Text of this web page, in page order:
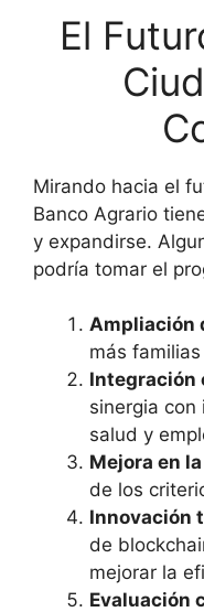
El
Mirando hacia el
Banco Agrario
y expandirse.
podría tomar el
Ampliación
más
Integración
sinergia con
salud y
Mejora en
de los
Innovación
de
mejorar la
Evaluación